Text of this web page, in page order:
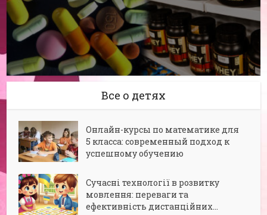
Все о детях
Онлайн-курсы по математике для
5 класса: современный подход к
успешному обучению
Сучасні технології в розвитку
мовлення: переваги та
ефективність дистанційних...